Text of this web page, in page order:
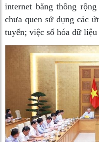
internet băng thông
chưa quen sử dụng các
tuyến; việc số hóa dữ